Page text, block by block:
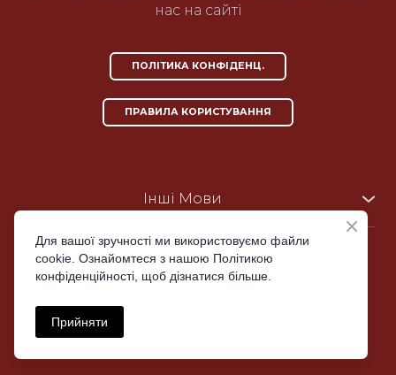
нас на сайті
ПОЛІТИКА КОНФІДЕНЦ.
ПРАВИЛА КОРИСТУВАННЯ
Інші Мови
US-en|PH-en
IN-en|RO|PL
ES|MX-es|CO-es
Email: moc.liamg%40auni.ccob
Tell: +38(096)466-99-05
Для вашої зручності ми використовуємо файли
cookie. Ознайомтеся з нашою Політикою
конфіденційності, щоб дізнатися більше.
Прийняти